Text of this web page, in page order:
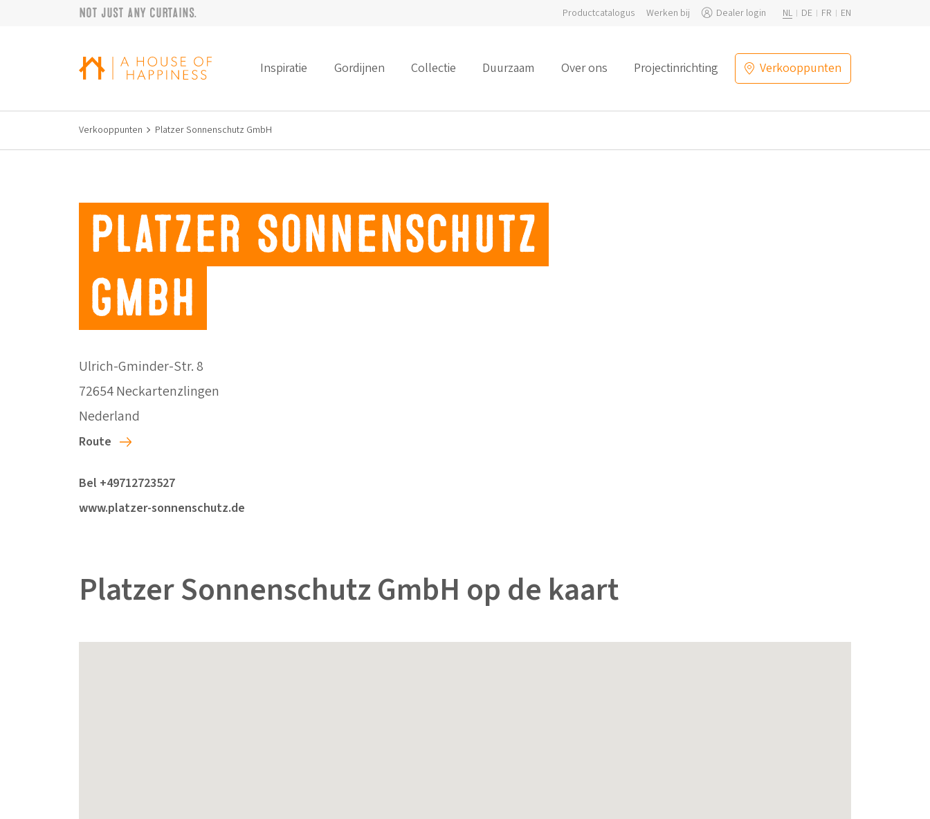
Verder naar navigatie
Ga naar hoofdinhoudNot just any curtains. Productcatalogus Werken bij Dealer login NL DE FR EN
Inspiratie Gordijnen Collectie Duurzaam Over ons Projectinrichting Verkooppunten
Verkooppunten Platzer Sonnenschutz GmbH
Platzer Sonnenschutz
GmbH
Ulrich-Gminder-Str. 8
72654 Neckartenzlingen
Nederland
Route
Bel +49712723527
www.platzer-sonnenschutz.de
Platzer Sonnenschutz GmbH op de kaart